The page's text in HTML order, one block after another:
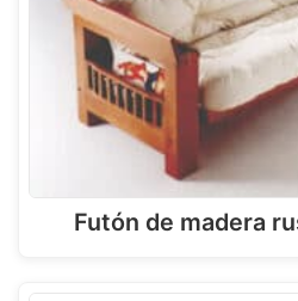
Futón de madera